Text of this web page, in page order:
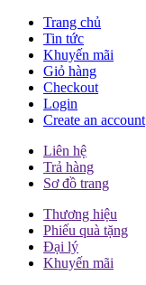
Trang chủ
Tin tức
Khuyến mãi
Giỏ hàng
Checkout
Login
Create an account
Liên hệ
Trả hàng
Sơ đồ trang
Thương hiệu
Phiếu quà tặng
Đại lý
Khuyến mãi